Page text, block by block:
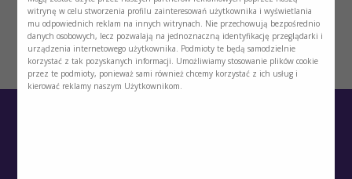
witrynę w celu stworzenia profilu zainteresowań użytkownika i wyświetlania
mu odpowiednich reklam na innych witrynach. Nie przechowują bezpośrednio
danych osobowych, lecz pozwalają na jednoznaczną identyfikację przeglądarki i
urządzenia internetowego użytkownika. Podmioty te będą samodzielnie
korzystać z tak pozyskanych informacji. Umożliwiamy stosowanie plików cookie
przez te podmioty, ponieważ sami również chcemy korzystać z ich usług i
kierować reklamy naszym Użytkownikom.